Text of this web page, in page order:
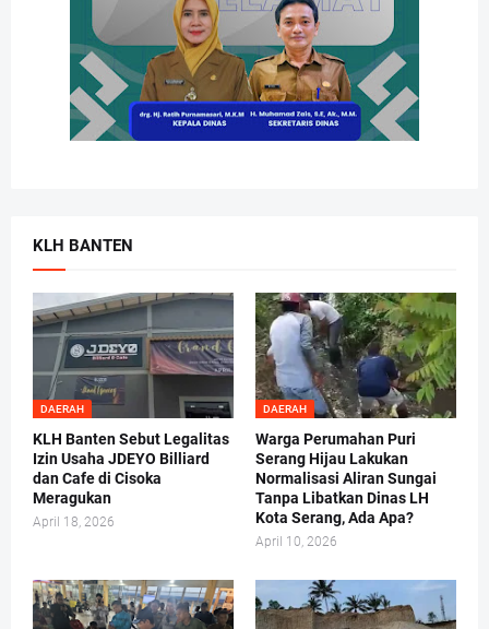
KLH BANTEN
DAERAH
KLH Banten Sebut Legalitas
Izin Usaha JDEYO Billiard
dan Cafe di Cisoka
Meragukan
April 18, 2026
DAERAH
Warga Perumahan Puri
Serang Hijau Lakukan
Normalisasi Aliran Sungai
Tanpa Libatkan Dinas LH
Kota Serang, Ada Apa?
April 10, 2026